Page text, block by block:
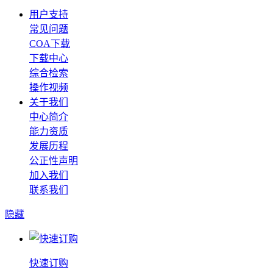
用户支持
常见问题
COA下载
下载中心
综合检索
操作视频
关于我们
中心简介
能力资质
发展历程
公正性声明
加入我们
联系我们
隐藏
快速订购